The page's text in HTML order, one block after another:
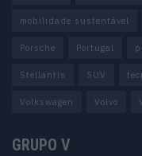
mobilidade sustentável
Porsche Portugal
Stellantis SUV
Volkswagen Volvo
GRUPO V